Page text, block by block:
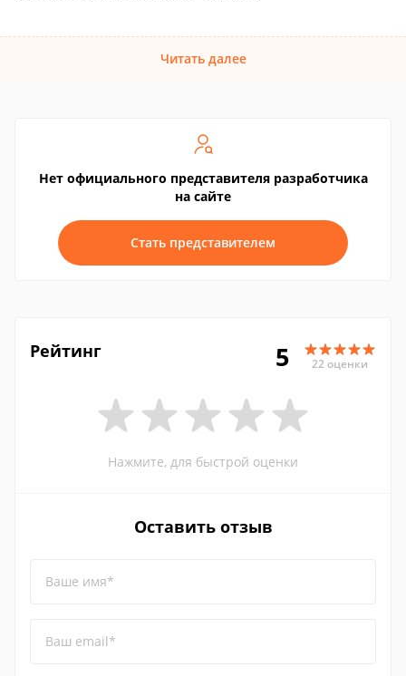
Читать далее
Нет официального представителя разработчика
на сайте
Стать представителем
Рейтинг 5 22 оценки
Нажмите, для быстрой оценки
Оставить отзыв
Ваше имя*
Ваш email*